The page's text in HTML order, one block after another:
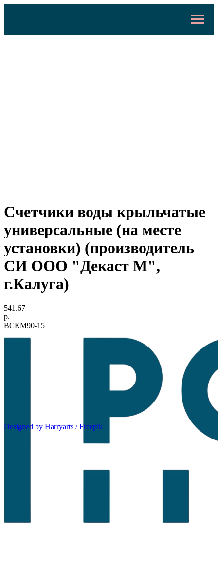
Счетчики воды крыльчатые
универсальные (на месте
установки) (производитель
СИ ООО "Декаст М",
г.Калуга)
541,67
р.
ВСКМ90-15
Designed by Harryarts / Freepik